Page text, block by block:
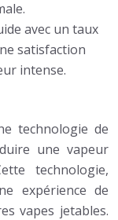
avec un taux
satisfaction
intense.
technologie de
une vapeur
technologie,
expérience de
vapes jetables.